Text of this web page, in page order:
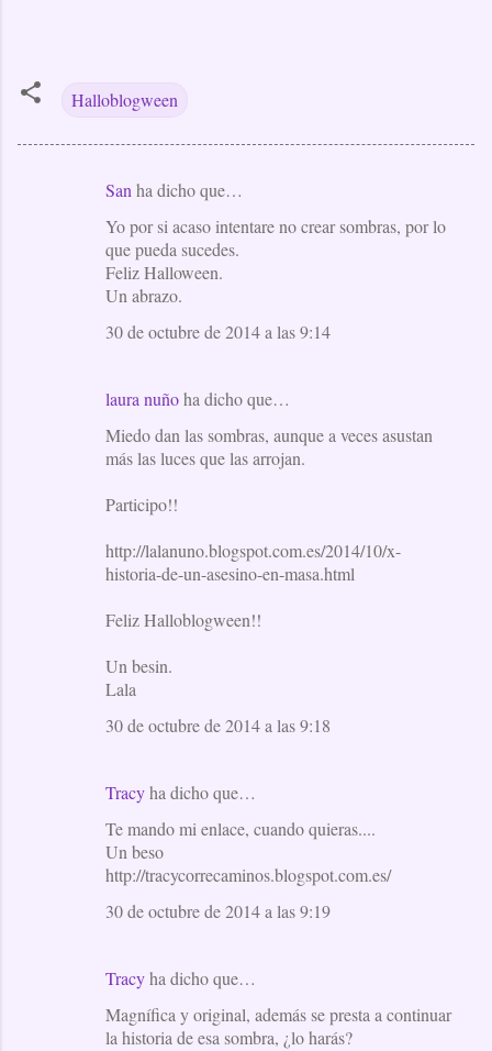
Halloblogween
San ha dicho que…
Yo por si acaso intentare no crear sombras, por lo
que pueda sucedes.
Feliz Halloween.
Un abrazo.
30 de octubre de 2014 a las 9:14
laura nuñoha dicho que…
Miedo dan las sombras, aunque a veces asustan
más las luces que las arrojan.
Participo!!
http://lalanuno.blogspot.com.es/2014/10/x-
historia-de-un-asesino-en-masa.html
Feliz Halloblogween!!
Un besin.
Lala
30 de octubre de 2014 a las 9:18
Tracyha dicho que…
Te mando mi enlace, cuando quieras....
Un beso
http://tracycorrecaminos.blogspot.com.es/
30 de octubre de 2014 a las 9:19
Tracyha dicho que…
Magnífica y original, además se presta a continuar
la historia de esa sombra, ¿lo harás?